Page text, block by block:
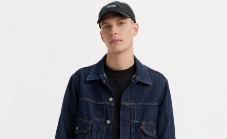
每筆NT$100，滿NT$1,000(含以上)免運費